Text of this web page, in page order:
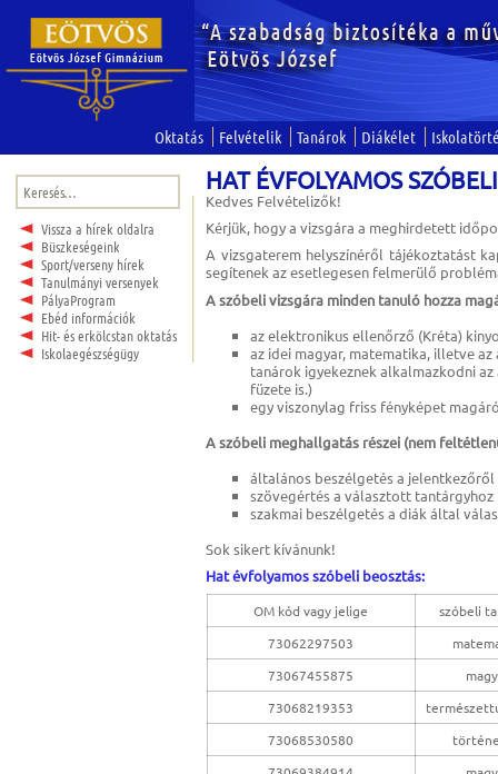
Oktatás Felvételik Tanárok Diákélet
Keresés:
Vissza a hírek oldalra
Büszkeségeink
Sport/verseny hírek
Tanulmányi versenyek
PályaProgram
Ebéd információk
Hit- és erkölcstan oktatás
Iskolaegészségügy
HAT ÉVFOLYAMOS
Kedves Felvételizők!
Kérjük, hogy a vizsgára a meghirdetett
A vizsgaterem helyszínéről tájékoztatást
segítenek az esetlegesen felmerülő
A szóbeli vizsgára minden tanuló hozza
az elektronikus ellenőrző (Kréta)
az idei magyar, matematika, illetve
tanárok igyekeznek alkalmazkodni
füzete is.)
egy viszonylag friss fényképet
A szóbeli meghallgatás részei (nem
általános beszélgetés a
szövegértés a választott
szakmai beszélgetés a diák által
Sok sikert kívánunk!
Hat évfolyamos szóbeli beosztás:
OM kód vagy jelige
szóbeli
73062297503
73067455875
73068219353
73068530580